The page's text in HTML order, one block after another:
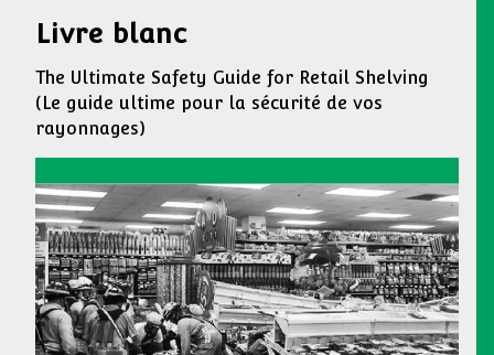
Livre blanc
The Ultimate Safety Guide for Retail Shelving
(Le guide ultime pour la sécurité de vos
rayonnages)